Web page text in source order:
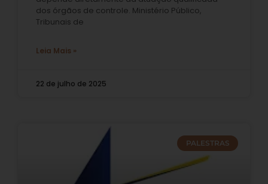
dos órgãos de controle. Ministério Público,
Tribunais de
Leia Mais »
22 de julho de 2025
PALESTRAS